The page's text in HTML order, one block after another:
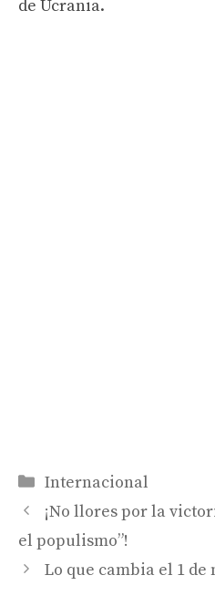
de Ucrania.
Categorías
Internacional
¡No llores por la
el populismo”!
Lo que cambia el 1 de